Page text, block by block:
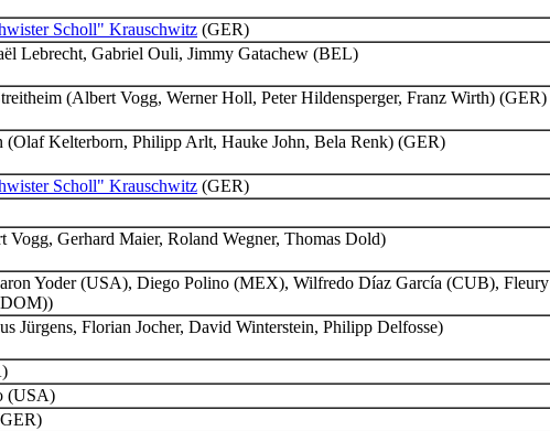
Scholl" Krauschwitz (GER)
Lebrecht, Gabriel Ouli, Jimmy Gatachew (BEL)
(Albert Vogg, Werner Holl, Peter Hildensperger, Franz Wirth) (GER)
(Olaf Kelterborn, Philipp Arlt, Hauke John, Bela Renk) (GER)
Scholl" Krauschwitz (GER)
Vogg, Gerhard Maier, Roland Wegner, Thomas Dold)
Yoder (USA), Diego Polino (MEX), Wilfredo Díaz García (CUB), Fleury
Jürgens, Florian Jocher, David Winterstein, Philipp Delfosse)
(USA)